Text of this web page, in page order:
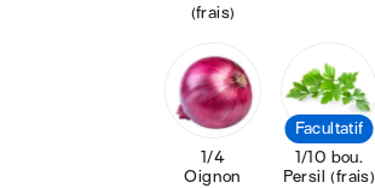
(frais)
1/4
Oignon
Facultatif
1/10 bou.
Persil (frais)